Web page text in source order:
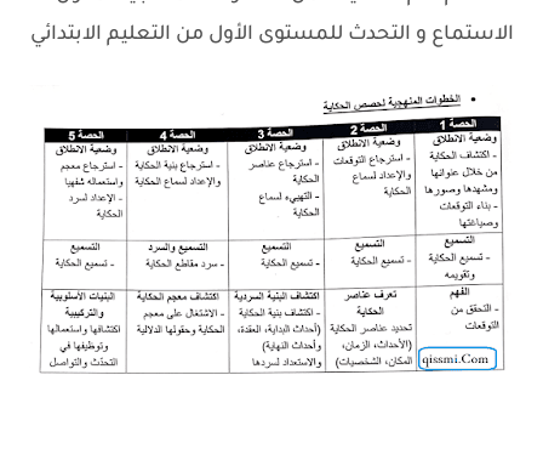
الاستماع و التحدث للمستوى الأول من التعليم الابتدائي